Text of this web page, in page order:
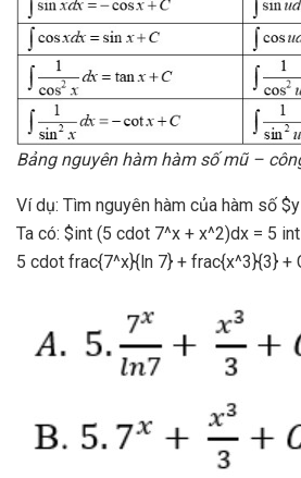
Bảng nguyên hàm hàm số mũ –
Ví dụ: Tìm nguyên hàm của hàm số
Ta có: $int (5 cdot 7^x + x^2)dx = 5
5 cdot frac{7^x}{ln 7} + frac{x^3}{3} +